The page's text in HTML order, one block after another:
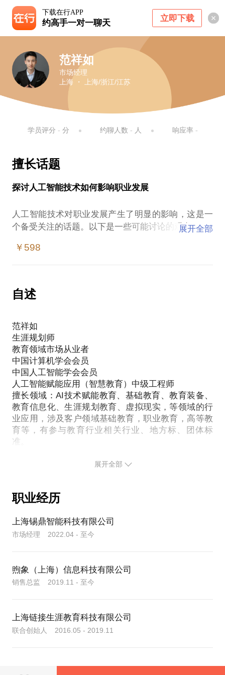
下载在行APP
约高手一对一聊天 立即下载
范祥如
市场经理
上海 ・ 上海/浙江/江苏
学员评分 - 分 约聊人数 - 人 响应率 -
擅长话题
探讨人工智能技术如何影响职业发展
人工智能技术对职业发展产生了明显的影响，这是一
个备受关注的话题。以下是一些可能讨论的观点：
1. 新兴职业机会：人工智能的快速发展带来了大量新
普通人如何掌握人工智能技术成为人工智能应用人
才。
2. 自动化和替代性：人工智能技术可以自动化一些重
复性高的任务，可能导致一些职位被取代。讨论哪些
职业更容易受到人工智能取代的影响，以及如何应对
这种变化。
3. 技能需求的转变：人工智能的普及使得一些传统职
业需要适应新的技术环境。讨论当前和未来的技能需
求，并思考如何培养和更新与人工智能相关的技能，
AIGC相关技术的掌握。
了职位需求，也可能导致许多人需要进行职业转型或
的培训和支持。
5. 人工智能与创新：人工智能技术的应用为许多行业
带来了创新机遇。讨论如何将人工智能技术应用于职
业发展中，以创造新的商机和就业增长。
总之，人工智能技术对职业发展带来了积极的变化和
挑战，了解这些影响并及时适应是确保个人和企业成
展开全部
￥598
自述
范祥如
生涯规划师
教育领域市场从业者
中国计算机学会会员
中国人工智能学会会员
人工智能赋能应用（智慧教育）中级工程师
擅长领域：AI技术赋能教育、基础教育、教育装备、
教育信息化、生涯规划教育、虚拟现实，等领域的行
业应用，涉及客户领域基础教育，职业教育，高等教
育等，有参与教育行业相关行业、地方标、团体标
展开全部
职业经历
上海锡鼎智能科技有限公司
市场经理 2022.04 - 至今
煦象（上海）信息科技有限公司
销售总监 2019.11 - 至今
上海链接生涯教育科技有限公司
联合创始人 2016.05 - 2019.11